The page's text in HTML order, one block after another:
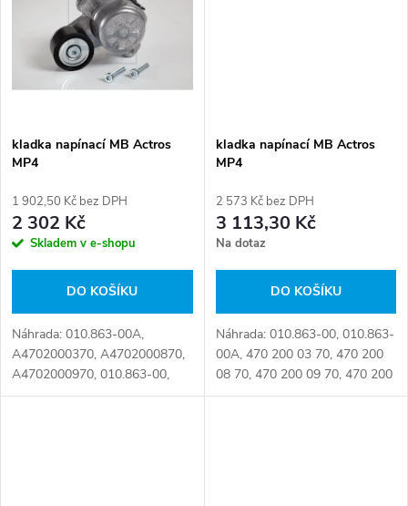
kladka napínací MB Actros
MP4
1 902,50 Kč bez DPH
2 302 Kč
Skladem v e-shopu
DO KOŠÍKU
Náhrada: 010.863-00A,
A4702000370, A4702000870,
A4702000970, 010.863-00,
470 200 03 70, 470 200 08 70,
kladka napínací MB Actros
MP4
2 573 Kč bez DPH
3 113,30 Kč
Na dotaz
DO KOŠÍKU
Náhrada: 010.863-00, 010.863-
00A, 470 200 03 70, 470 200
08 70, 470 200 09 70, 470 200
16 70, 470 200 17 70, 470 200